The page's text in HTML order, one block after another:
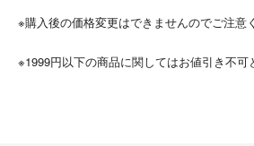
※購入後の価格変更はできませんのでご注意
※1999円以下の商品に関してはお値引き不可